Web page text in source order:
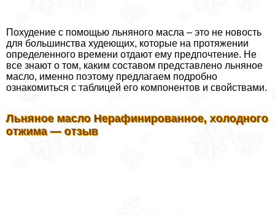
Похудение с помощью льняного масла – это не новость
для большинства худеющих, которые на протяжении
определенного времени отдают ему предпочтение. Не
все знают о том, каким составом представлено льняное
масло, именно поэтому предлагаем подробно
ознакомиться с таблицей его компонентов и свойствами.
Льняное масло Нерафинированное, холодного
отжима — отзыв